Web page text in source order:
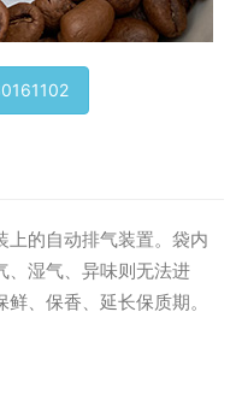
上的自动排气装置。袋内
、湿气、异味则无法进
、保香、延长保质期。